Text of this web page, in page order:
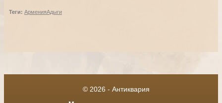
Теги: АрменияАдыги
© 2026 - Антиквария